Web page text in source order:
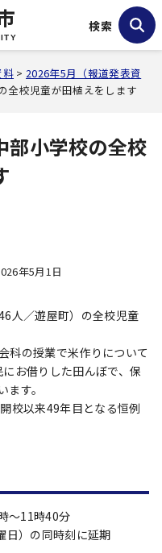
検索
料 >2026年5月（報道発表資
校児童が田植えをします
小学校の全校
年5月1日
人／遊屋町）の全校児童
科の授業で米作りについて
お借りした田んぼで、保
す。
校以来49年目となる恒例
～11時40分
日）の同時刻に延期